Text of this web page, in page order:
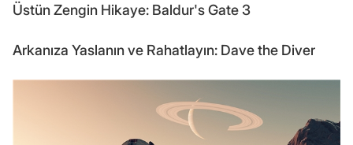
Üstün Zengin Hikaye: Baldur's Gate 3
Arkanıza Yaslanın ve Rahatlayın: Dave the Diver